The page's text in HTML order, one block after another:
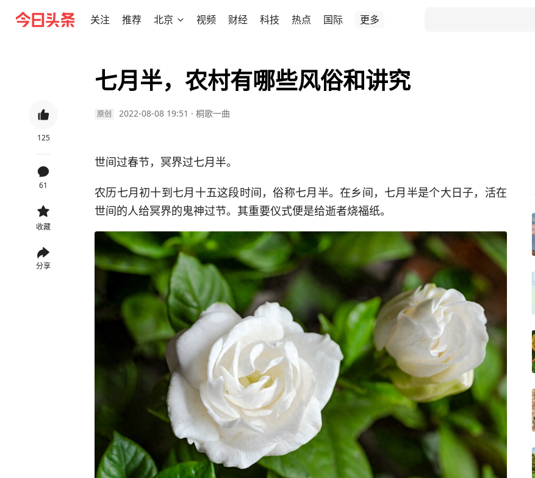
关注 推荐 北京 视频 财经 科技 热点 国际 更多
125
61
收藏
分享
七月半，农村有哪些风俗和讲究
原创 2022-08-08 19:51 · 桐歌一曲
世间过春节，冥界过七月半。
农历七月初十到七月十五这段时间，俗称七月半。在乡间，七月半是个大日子，活在
世间的人给冥界的鬼神过节。其重要仪式便是给逝者烧福纸。